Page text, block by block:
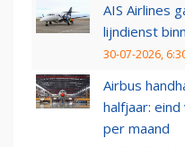
AIS Airlines
lijndienst
30-07-2026,
Airbus
halfjaar:
per maand